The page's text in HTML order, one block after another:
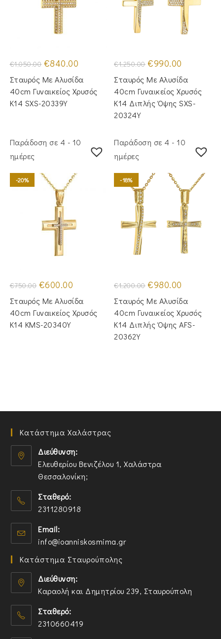
€1,050.00 Original
price
was:
€1,050.00.
€840.00
τιμή
είναι:
€840.00.
Σταυρός Με Αλυσίδα
40cm Γυναικείος Χρυσός
Κ14 SXS-20339Y
€1,250.00 Original
price
was:
€1,250.00.
€990.00
τιμή
είναι:
€990.00.
Σταυρός Με Αλυσίδα
40cm Γυναικείος Χρυσός
Κ14 Διπλής Όψης SXS-
20324Y
Παράδοση σε 4 - 10
ημέρες
-20%
€750.00 Original
price
was:
€750.00.
€600.00
τιμή
είναι:
€600.00.
Σταυρός Με Αλυσίδα
40cm Γυναικείος Χρυσός
Κ14 KMS-20340Y
Παράδοση σε 4 - 10
ημέρες
-18%
€1,200.00 Original
price
was:
€1,200.00.
€980.00
τιμή
είναι:
€980.00.
Σταυρός Mε Aλυσίδα
40cm Γυναικείος Χρυσός
Κ14 Διπλής Όψης AFS-
20362Y
Κατάστημα Χαλάστρας
Διεύθυνση:
Ελευθερίου Βενιζέλου 1, Χαλάστρα
Θεσσαλονίκη;
p
e
s
i
a
n
e
w
t
a
b
Σταθερό:
2311280918
p
e
s
n
y
o
u
r
Email:
info@ioanniskosmima.grO
i
Κατάστημα Σταυρούπολης
Διεύθυνση:
Καραολή και Δημητρίου 239, Σταυρούπολη
p
e
Σταθερό:
2310660419